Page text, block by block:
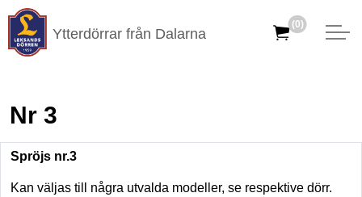
Ytterdörrar från Dalarna
(0)
Nr 3
Spröjs nr.3
Kan väljas till några utvalda modeller, se respektive dörr.